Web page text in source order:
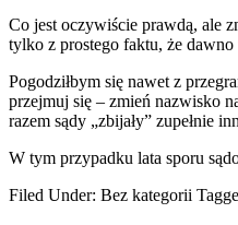
Co jest oczywiście prawdą, ale
tylko z prostego faktu, że
Pogodziłbym się nawet z
przejmuj się – zmień nazwisko
razem sądy „zbijały” zupełnie
W tym przypadku lata sporu
Filed Under: Bez kategorii